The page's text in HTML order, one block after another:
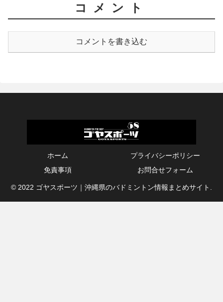
コメント
コメントを書き込む
ホーム
プライバシーポリシー
免責事項
お問合せフォーム
© 2022 ゴヤスポーツ｜沖縄県のバドミントン情報まとめサイト.